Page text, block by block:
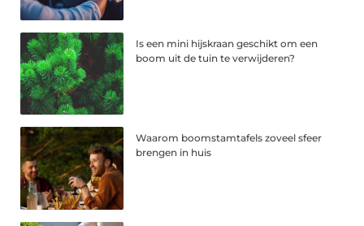
Is een mini hijskraan geschikt om een
boom uit de tuin te verwijderen?
Waarom boomstamtafels zoveel sfeer
brengen in huis